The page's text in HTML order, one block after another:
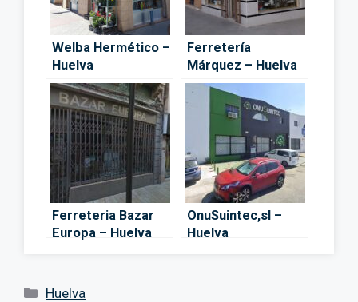
Welba Hermético –
Huelva
Ferretería
Márquez – Huelva
Ferreteria Bazar
Europa – Huelva
OnuSuintec,sl –
Huelva
Categorías
Huelva